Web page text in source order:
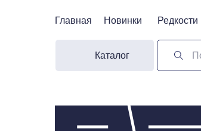
Новинки Редкости
Главная
Каталог
Новинки Редкости
Главная